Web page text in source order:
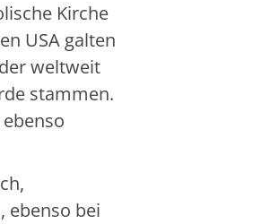
Kirche
USA galten
weltweit
stammen.
ebenso bei